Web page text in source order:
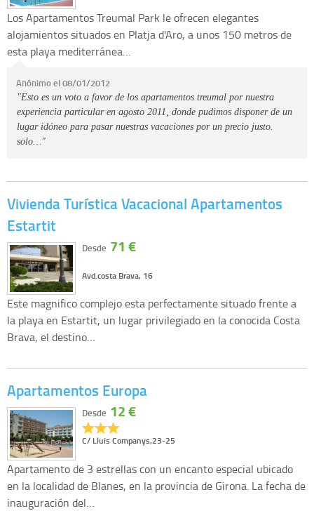
Los Apartamentos Treumal Park le ofrecen elegantes
alojamientos situados en Platja d'Aro, a unos 150 metros de
esta playa mediterránea…
Anónimo el 08/01/2012
"Esto es un voto a favor de los apartamentos treumal por nuestra
experiencia particular en agosto 2011, donde pudimos disponer de un
lugar idóneo para pasar nuestras vacaciones por un precio justo.
solo…"
Vivienda Turística Vacacional Apartamentos
Estartit
Avd.costa Brava, 16
Desde 71 €
Este magnifico complejo esta perfectamente situado frente a
la playa en Estartit, un lugar privilegiado en la conocida Costa
Brava, el destino…
Apartamentos Europa
C/ Lluis Companys,23-25
Desde 12 €
Apartamento de 3 estrellas con un encanto especial ubicado
en la localidad de Blanes, en la provincia de Girona. La fecha de
inauguración del…